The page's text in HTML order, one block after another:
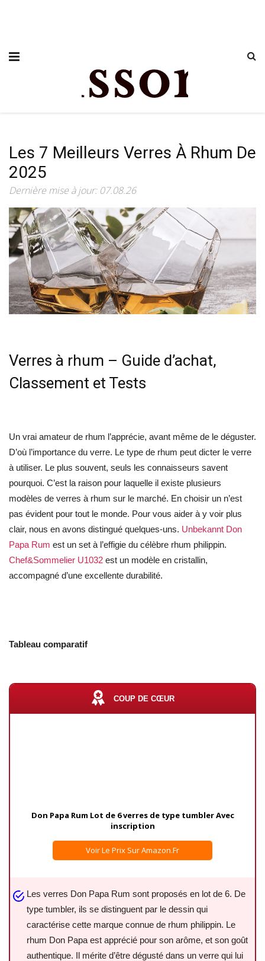
Les 7 Meilleurs Verres À Rhum De
2025
Dernière mise à jour: 07.08.26
Verres à rhum – Guide d’achat,
Classement et Tests
Un vrai amateur de rhum l’apprécie, avant même de le déguster.
D’où l’importance du verre. Le type de rhum peut dicter le verre
à utiliser. Le plus souvent, seuls les connaisseurs savent
pourquoi. C’est la raison pour laquelle il existe plusieurs
modèles de verres à rhum sur le marché. En choisir un n’est
pas évident pour tout le monde. Pour vous aider à y voir plus
clair, nous en avons distingué quelques-uns. Unbekannt Don
Papa Rum est un set à l’effigie du célèbre rhum philippin.
Chef&Sommelier U1032 est un modèle en cristallin,
accompagné d’une excellente durabilité.
Tableau comparatif
COUP DE CŒUR
Don Papa Rum Lot de 6 verres de type tumbler Avec
inscription
Voir Le Prix Sur Amazon.fr
Les verres Don Papa Rum sont proposés en lot de 6. De
type tumbler, ils se distinguent par le dessin qui
caractérise cette marque connue de rhum philippin. Le
rhum Don Papa est apprécié pour son arôme, et son goût
authentique. Il mérite d’être dégusté dans un verre qui lui